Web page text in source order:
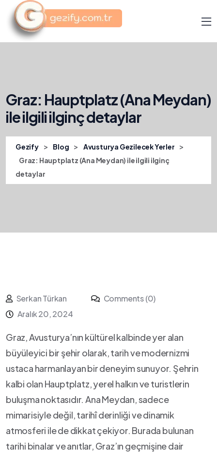
Graz: Hauptplatz (Ana Meydan)
ile ilgili ilginç detaylar
Gezify > Blog > Avusturya Gezilecek Yerler >
Graz: Hauptplatz (Ana Meydan) ile ilgili ilginç
detaylar
Serkan Türkan
Comments (0)
Aralık 20, 2024
Graz, Avusturya’nın kültürel kalbinde yer alan
büyüleyici bir şehir olarak, ⁣tarih ve ​modernizmi
ustaca‍ harmanlayan bir deneyim sunuyor. Şehrin
kalbi olan ⁤Hauptplatz, yerel halkın ve turistlerin
buluşma ‍noktasıdır. Ana Meydan, sadece
mimarisiyle değil, tarihî derinliği ve dinamik
atmosferi‌ ile de dikkat çekiyor. Burada bulunan
tarihi binalar ve‌ anıtlar, Graz’ın geçmişine dair